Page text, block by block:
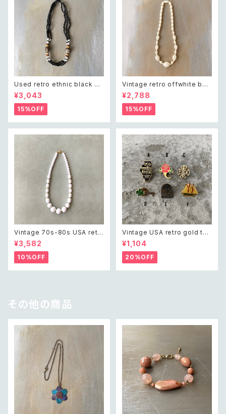
Used retro ethnic black be
ads necklace レトロ ユーズ
ド アクセサリー エスニック ブラ
ック ビーズ ネックレス
¥3,043
15%OFF
Vintage retro offwhite bea
ds necklace レトロ ヴィンテ
ージ アクセサリー オフホワイト
ビーズ ネックレス
¥2,788
15%OFF
Vintage 70s-80s USA retr
o white beads classical ne
cklace レトロ アメリカ ヴィン
テージ アクセサリー ホワイト ビ
ーズ クラシカル ネックレス
¥3,582
10%OFF
Vintage USA retro gold ton
e pin brooch レトロ アメリカ
ヴィンテージ アクセサリー レト
ロ ゴールド ピン ブローチ
¥1,104
20%OFF
その他の商品